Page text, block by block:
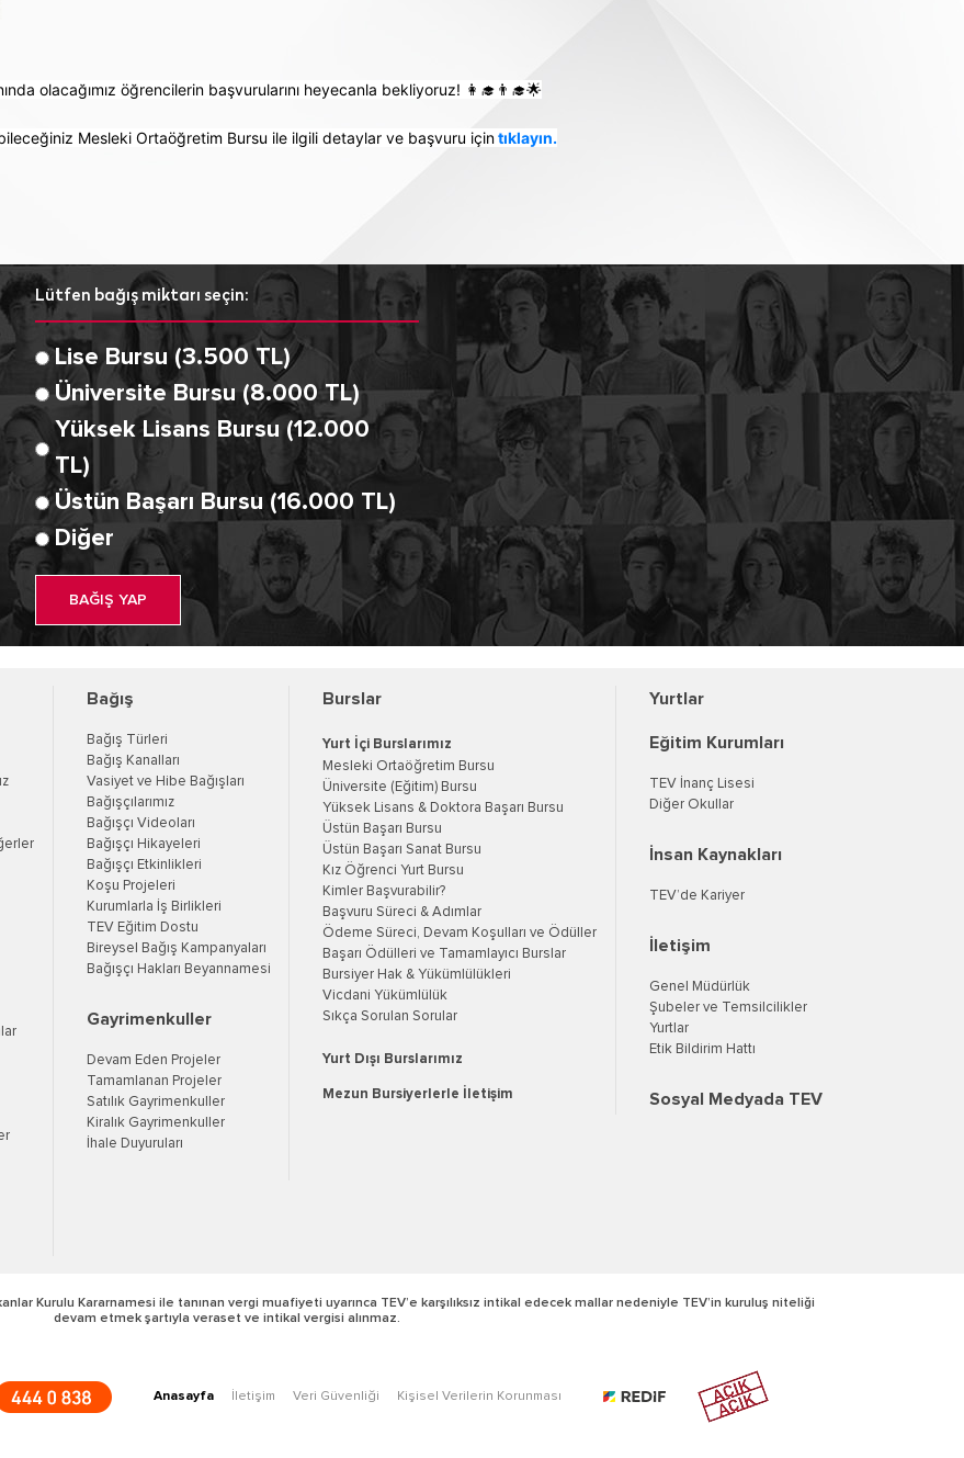
olacağımız öğrencilerin başvurularını heyecanla bekliyoruz! 👩‍🎓👨‍🎓🌟
Mesleki Ortaöğretim Bursu ile ilgili detaylar ve başvuru içintıklayın.
Lütfen bağış miktarı seçin:
Lise Bursu (3.500 TL)
Üniversite Bursu (8.000 TL)
Yüksek Lisans Bursu (12.000
TL)
Üstün Başarı Bursu (16.000 TL)
Diğer
BAĞIŞ YAP
Bağış
Bağış Türleri
Bağış Kanalları
Vasiyet ve Hibe Bağışları
Bağışçılarımız
Bağışçı Videoları
Bağışçı Hikayeleri
Bağışçı Etkinlikleri
Koşu Projeleri
Kurumlarla İş Birlikleri
TEV Eğitim Dostu
Bireysel Bağış Kampanyaları
Bağışçı Hakları Beyannamesi
Gayrimenkuller
Devam Eden Projeler
Tamamlanan Projeler
Satılık Gayrimenkuller
Kiralık Gayrimenkuller
İhale Duyuruları
Burslar
Yurt İçi Burslarımız
Mesleki Ortaöğretim Bursu
Üniversite (Eğitim) Bursu
Yüksek Lisans & Doktora Başarı Bursu
Üstün Başarı Bursu
Üstün Başarı Sanat Bursu
Kız Öğrenci Yurt Bursu
Kimler Başvurabilir?
Başvuru Süreci & Adımlar
Ödeme Süreci, Devam Koşulları ve Ödüller
Başarı Ödülleri ve Tamamlayıcı Burslar
Bursiyer Hak & Yükümlülükleri
Vicdani Yükümlülük
Sıkça Sorulan Sorular
Yurt Dışı Burslarımız
Mezun Bursiyerlerle İletişim
Yurtlar
Eğitim Kurumları
TEV İnanç Lisesi
Diğer Okullar
İnsan Kaynakları
TEV’de Kariyer
İletişim
Genel Müdürlük
Şubeler ve Temsilcilikler
Yurtlar
Etik Bildirim Hattı
Sosyal Medyada TEV
Kurulu Kararnamesi ile tanınan vergi muafiyeti uyarınca TEV’e karşılıksız intikal edecek mallar nedeniyle TEV’in kuruluş niteliği
devam etmek şartıyla veraset ve intikal vergisi alınmaz.
Anasayfa İletişim Veri Güvenliği Kişisel Verilerin Korunması